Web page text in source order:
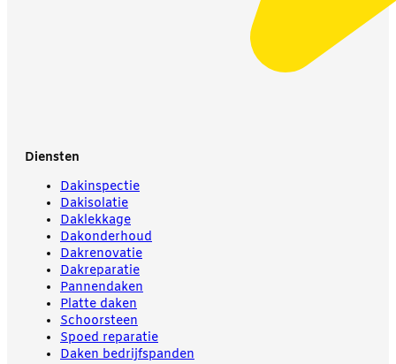
Diensten
Dakinspectie
Dakisolatie
Daklekkage
Dakonderhoud
Dakrenovatie
Dakreparatie
Pannendaken
Platte daken
Schoorsteen
Spoed reparatie
Daken bedrijfspanden